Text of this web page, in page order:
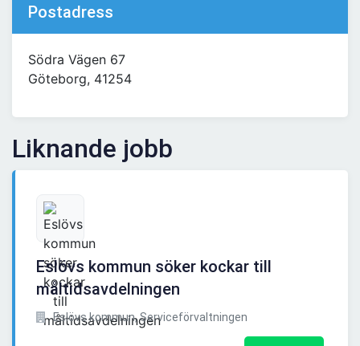
Postadress
Södra Vägen 67
Göteborg, 41254
Liknande jobb
Eslövs kommun söker kockar till
måltidsavdelningen
Eslövs kommun, Serviceförvaltningen